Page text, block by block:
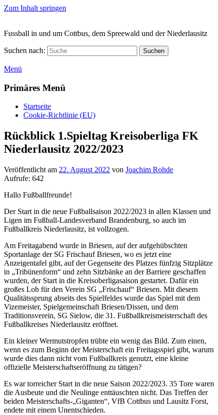
Zum Inhalt springen
Fussball in und um Cottbus, dem Spreewald und der Niederlausitz
Suchen nach: Suchen
Menü
Primäres Menü
Startseite
Cookie-Richtlinie (EU)
Rückblick 1.Spieltag Kreisoberliga FK
Niederlausitz 2022/2023
Veröffentlicht am 22. August 2022 von Joachim Rohde
Aufrufe: 642
Hallo Fußballfreunde!
Der Start in die neue Fußballsaison 2022/2023 in allen Klassen und
Ligen im Fußball-Landesverband Brandenburg, so auch im
Fußballkreis Niederlausitz, ist vollzogen.
Am Freitagabend wurde in Briesen, auf der aufgehübschten
Sportanlage der SG Frischauf Briesen, wo es jetzt eine
Anzeigentafel gibt, auf der Gegenseite des Platzes fünfzig Sitzplätze
in „Tribünenform“ und zehn Sitzbänke an der Barriere geschaffen
wurden, der Start in die Kreisoberligasaison gestartet. Dafür ein
großes Lob für den Verein SG „Frischauf“ Briesen. Mit diesem
Qualitätssprung abseits des Spielfeldes wurde das Spiel mit dem
Vizemeister, Spielgemeinschaft Briesen/Dissen, und dem
Traditionsverein, SG Sielow, die 31. Fußballkreismeisterschaft des
Fußballkreises Niederlausitz eröffnet.
Ein kleiner Wermutstropfen trübte ein wenig das Bild. Zum einen,
wenn es zum Beginn der Meisterschaft ein Freitagsspiel gibt, warum
wurde dies dann nicht vom Fußballkreis genutzt, eine kleine
offizielle Meisterschaftseröffnung zu tätigen?
Es war torreicher Start in die neue Saison 2022/2023. 35 Tore waren
die Ausbeute und die Neulinge enttäuschten nicht. Das Treffen der
beiden Meisterschafts-„Giganten“, VfB Cottbus und Lausitz Forst,
endete mit einem Unentschieden.